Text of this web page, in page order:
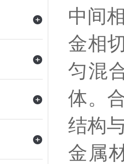
中间
金相
匀混
体。
结构
金属